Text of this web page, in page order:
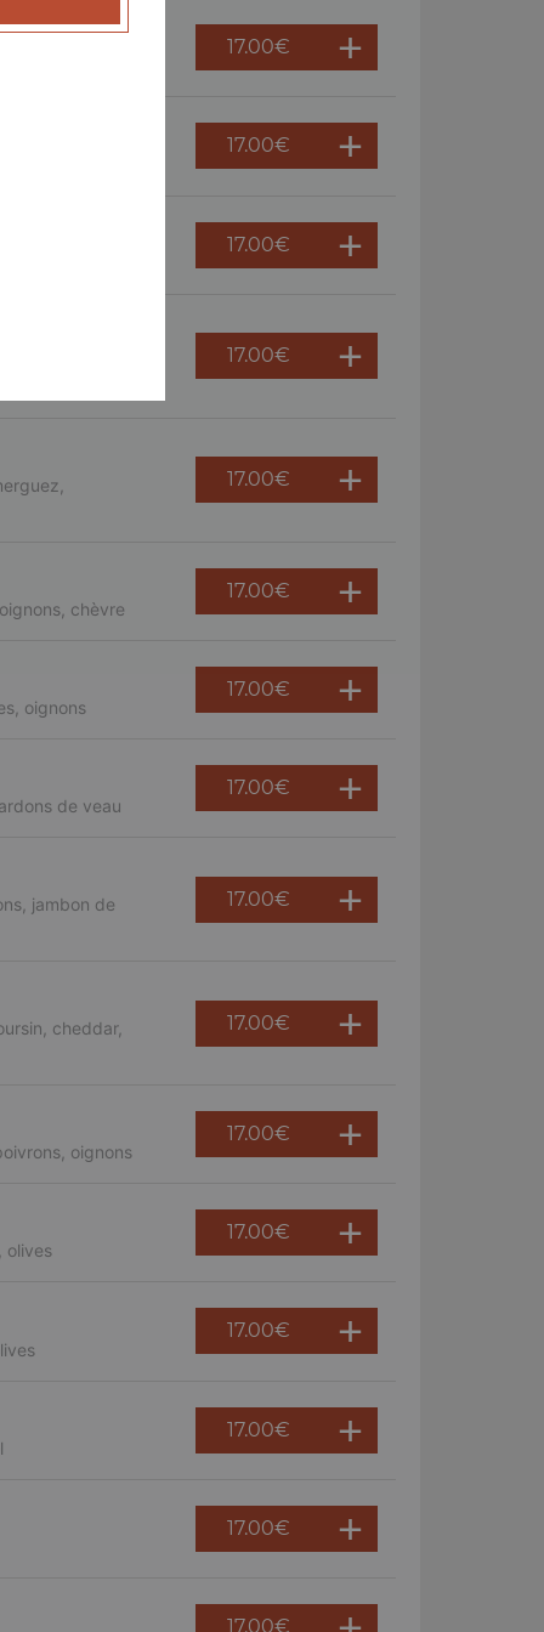
17.00€
17.00€
17.00€
17.00€
17.00€
chèvre
17.00€
oignons
17.00€
de veau
17.00€
jambon de
17.00€
cheddar,
17.00€
oignons
17.00€
olives
17.00€
17.00€
17.00€
17.00€
17.00€